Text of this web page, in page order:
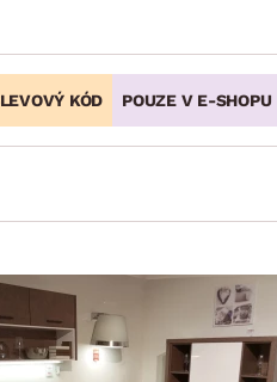
KÓD POUZE V E-SHOPU